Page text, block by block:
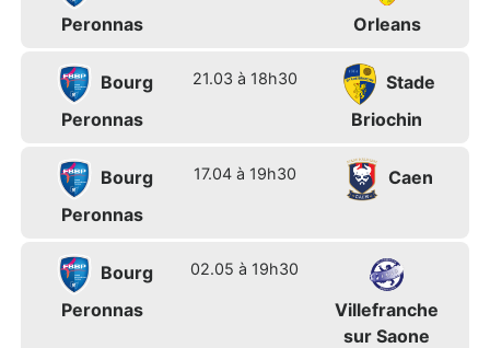
Peronnas
Orleans
Bourg
Peronnas
21.03 à 18h30
Stade
Briochin
Bourg
Peronnas
17.04 à 19h30 Caen
Bourg
Peronnas
02.05 à 19h30
Villefranche
sur Saone